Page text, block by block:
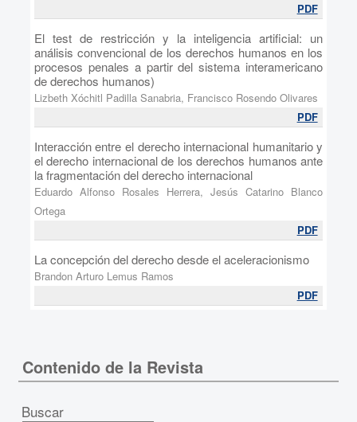
PDF
El test de restricción y la inteligencia artificial: un
análisis convencional de los derechos humanos en los
procesos penales a partir del sistema interamericano
de derechos humanos)
Lizbeth Xóchitl Padilla Sanabria, Francisco Rosendo Olivares
PDF
Interacción entre el derecho internacional humanitario y
el derecho internacional de los derechos humanos ante
la fragmentación del derecho internacional
Eduardo Alfonso Rosales Herrera, Jesús Catarino Blanco
Ortega
PDF
La concepción del derecho desde el aceleracionismo
Brandon Arturo Lemus Ramos
PDF
Contenido de la Revista
Buscar